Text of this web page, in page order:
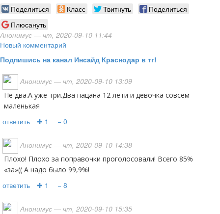
Поделиться Класс Твитнуть
Поделиться
Плюсануть
Анонимус — чт, 2020-09-10 11:44
Новый комментарий
Подпишись на канал Инсайд Краснодар в тг!
Анонимус — чт, 2020-09-10 13:09
Не два.А уже три.Два пацана 12 лети и девочка совсем
маленькая
ответить ✚ 1 − 0
Анонимус — чт, 2020-09-10 14:38
Плохо! Плохо за поправочки проголосовали! Всего 85%
«за»(( А надо было 99,9%!
ответить ✚ 1 − 8
Анонимус — чт, 2020-09-10 15:35